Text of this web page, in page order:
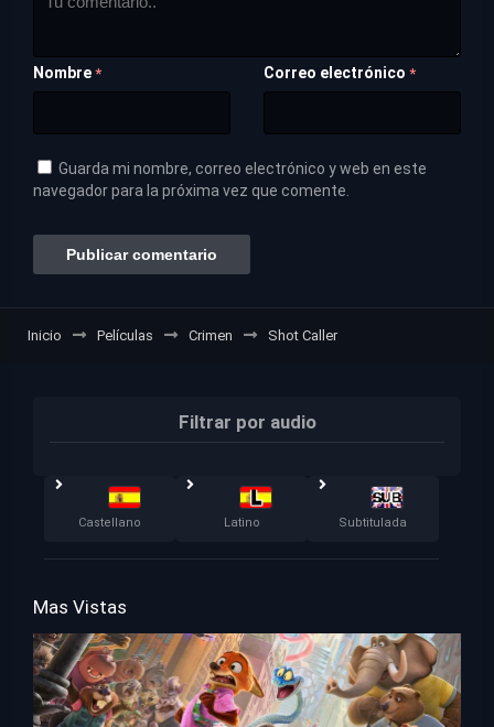
Nombre * Correo electrónico *
Guarda mi nombre, correo electrónico y web en este
navegador para la próxima vez que comente.
Inicio Películas Crimen Shot Caller
Filtrar por audio
Castellano Latino Subtitulada
Mas Vistas